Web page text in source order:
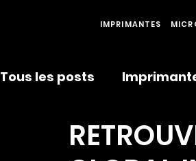
IMPRIMANTES
Tous les posts
Partenariats